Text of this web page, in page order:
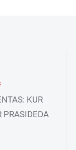
KUR
PRASIDEDA